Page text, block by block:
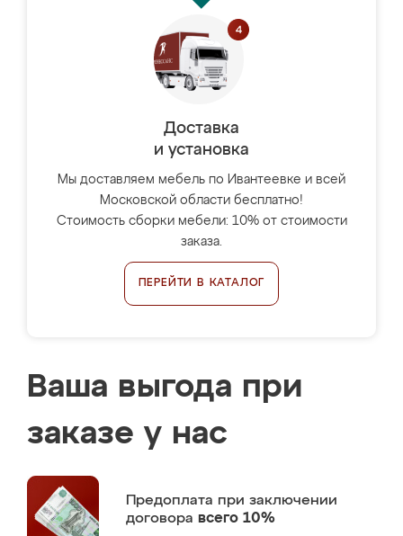
Доставка
и установка
Мы доставляем мебель по Ивантеевке и всей
Московской области бесплатно!
Стоимость сборки мебели: 10% от стоимости
заказа.
ПЕРЕЙТИ В КАТАЛОГ
Ваша выгода при
заказе у нас
Предоплата при заключении
договора всего 10%